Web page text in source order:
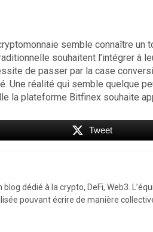
semble connaître un
souhaitent l’intégrer à
de passer par la case
Une réalité qui semble quelque
la plateforme Bitfinex souhaite
Tweet
blog dédié à la crypto, DeFi, Web3.
pouvant écrire de manière